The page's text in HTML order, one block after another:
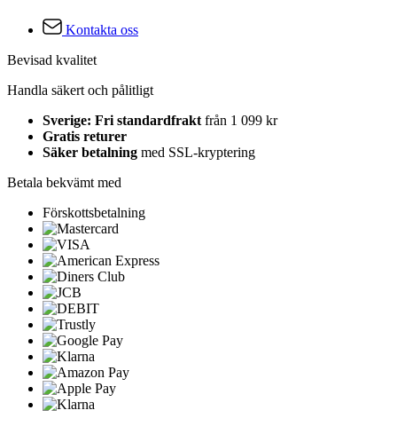
Kontakta oss
Bevisad kvalitet
Handla säkert och pålitligt
Sverige: Fri standardfrakt från 1 099 kr
Gratis returer
Säker betalning med SSL-kryptering
Betala bekvämt med
Förskottsbetalning